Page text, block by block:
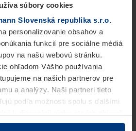
súbory cookies
Slovenská republika s.r.o.
personalizovanie obsahov a
funkcií pre sociálne médiá
na našu webovú stránku.
ohľadom Vášho používania
na našich partnerov pre
a analýzy. Naši partneri tieto
podľa možnosti spolu s ďalšími
služieb.